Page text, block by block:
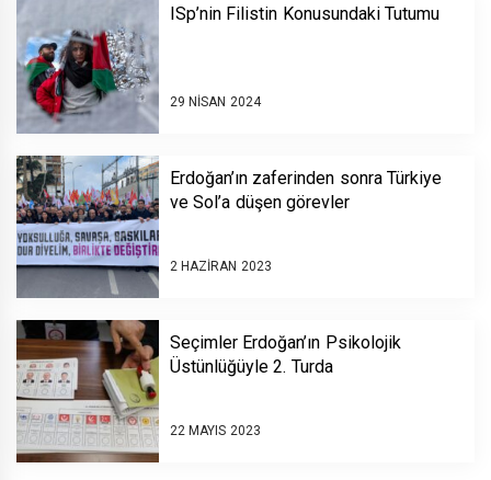
ISp’nin Filistin Konusundaki Tutumu
29 NISAN 2024
Erdoğan’ın zaferinden sonra Türkiye
ve Sol’a düşen görevler
2 HAZIRAN 2023
Seçimler Erdoğan’ın Psikolojik
Üstünlüğüyle 2. Turda
22 MAYIS 2023